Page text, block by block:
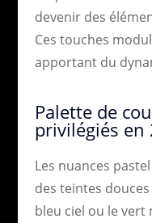
devenir des
Ces touches
apportant du
Palette de
privilégiés en
Les nuances
des teintes
bleu ciel ou le